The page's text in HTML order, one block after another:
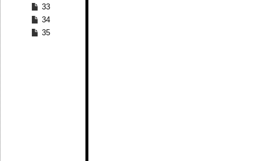
33
34
35